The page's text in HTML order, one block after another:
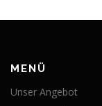
MENÜ
Unser Angebot